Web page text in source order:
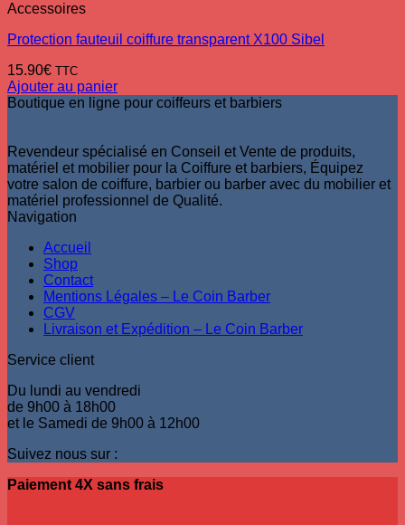
Accessoires
Protection fauteuil coiffure transparent X100 Sibel
15.90€ TTC
Ajouter au panier
Boutique en ligne pour coiffeurs et barbiers
Revendeur spécialisé en Conseil et Vente de produits,
matériel et mobilier pour la Coiffure et barbiers, Équipez
votre salon de coiffure, barbier ou barber avec du mobilier et
matériel professionnel de Qualité.
Navigation
Accueil
Shop
Contact
Mentions Légales – Le Coin Barber
CGV
Livraison et Expédition – Le Coin Barber
Service client
Du lundi au vendredi
de 9h00 à 18h00
et le Samedi de 9h00 à 12h00
Suivez nous sur :
Paiement 4X sans frais